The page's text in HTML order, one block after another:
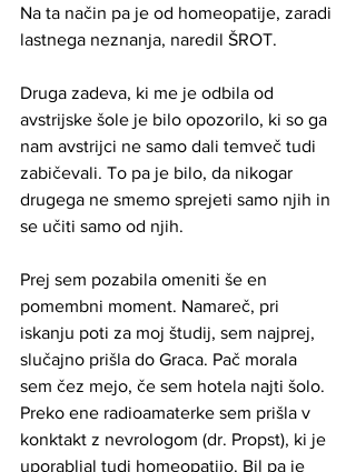
Na ta način pa je od homeopatije, zaradi
lastnega neznanja, naredil ŠROT.
Druga zadeva, ki me je odbila od
avstrijske šole je bilo opozorilo, ki so ga
nam avstrijci ne samo dali temveč tudi
zabičevali. To pa je bilo, da nikogar
drugega ne smemo sprejeti samo njih in
se učiti samo od njih.
Prej sem pozabila omeniti še en
pomembni moment. Namareč, pri
iskanju poti za moj študij, sem najprej,
slučajno prišla do Graca. Pač morala
sem čez mejo, če sem hotela najti šolo.
Preko ene radioamaterke sem prišla v
konktakt z nevrologom (dr. Propst), ki je
uporabljal tudi homeopatijo. Bil pa je